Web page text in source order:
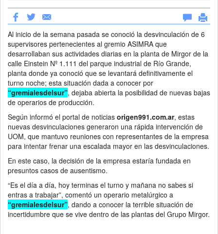
Al inicio de la semana pasada se conoció la desvinculación de 6
supervisores pertenecientes al gremio ASIMRA que
desarrollaban sus actividades diarias en la planta de Mirgor de la
calle Einstein Nº 1.111 del parque industrial de Río Grande,
planta donde ya conoció que se levantará definitivamente el
turno noche; esta situación dada a conocer por
“gremialesdelsur”, dejaba abierta la posibilidad de nuevas bajas
de operarios de producción.
Según informó el portal de noticias origen991.com.ar, estas
nuevas desvinculaciones generaron una rápida intervención de
UOM, que mantuvo reuniones con representantes de la empresa
para intentar frenar una escalada mayor en las desvinculaciones.
En este caso, la decisión de la empresa estaría fundada en
presuntos casos de ausentismo.
“Es el día a día, hoy terminas el turno y mañana no sabes si
entras a trabajar”, comentó un operario metalúrgico a
“gremialesdelsur”, dando a conocer la terrible situación de
incertidumbre que se vive dentro de las plantas del Grupo Mirgor.